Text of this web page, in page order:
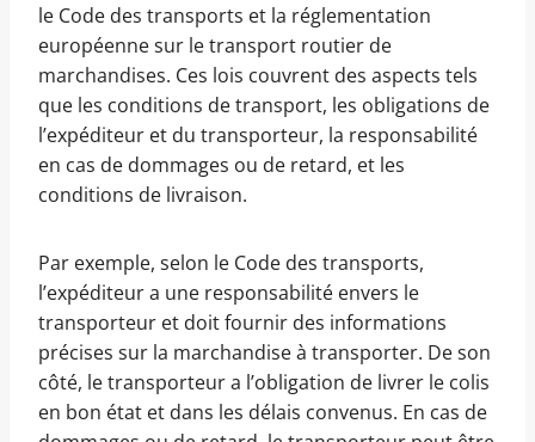
le Code des transports et la réglementation
européenne sur le transport routier de
marchandises. Ces lois couvrent des aspects tels
que les conditions de transport, les obligations de
l’expéditeur et du transporteur, la responsabilité
en cas de dommages ou de retard, et les
conditions de livraison.
Par exemple, selon le Code des transports,
l’expéditeur a une responsabilité envers le
transporteur et doit fournir des informations
précises sur la marchandise à transporter. De son
côté, le transporteur a l’obligation de livrer le colis
en bon état et dans les délais convenus. En cas de